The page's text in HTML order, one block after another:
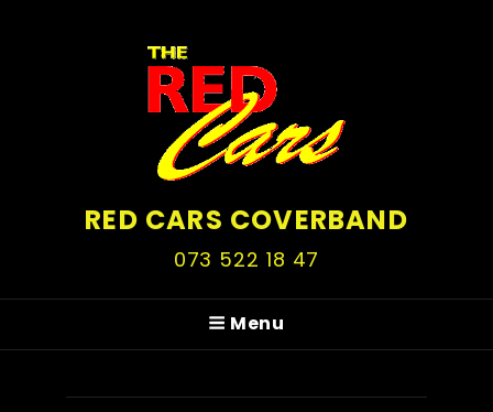
RED CARS COVERBAND
073 522 18 47
Menu